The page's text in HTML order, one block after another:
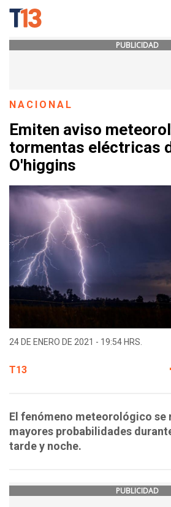
PUBLICIDAD
NACIONAL
Emiten aviso
tormentas eléctricas
O'higgins
24 DE ENERO DE 2021 - 19:54 HRS.
T13
El fenómeno meteorológico se
mayores probabilidades
tarde y noche.
PUBLICIDAD